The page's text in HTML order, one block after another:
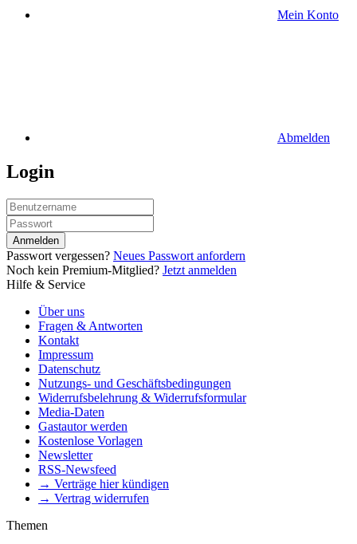
Mein Konto
Abmelden
Login
Anmelden
Passwort vergessen? Neues Passwort anfordern
Noch kein Premium-Mitglied? Jetzt anmelden
Hilfe & Service
Über uns
Fragen & Antworten
Kontakt
Impressum
Datenschutz
Nutzungs- und Geschäftsbedingungen
Widerrufsbelehrung & Widerrufsformular
Media-Daten
Gastautor werden
Kostenlose Vorlagen
Newsletter
RSS-Newsfeed
→ Verträge hier kündigen
→ Vertrag widerrufen
Themen